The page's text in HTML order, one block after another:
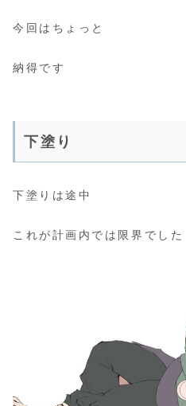
今回はちょっと
納得です
下塗り
下塗りは途中
これが計画内では限界でした